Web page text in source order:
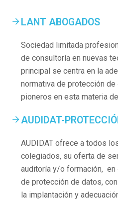
LANT ABOGADOS
Sociedad limitada
de consultoría en nuevas
principal se centra en la
normativa de protección
pioneros en esta materia
AUDIDAT-
AUDIDAT ofrece a todos
colegiados, su oferta de
auditoría y/o formación, en
de protección de datos,
la implantación y